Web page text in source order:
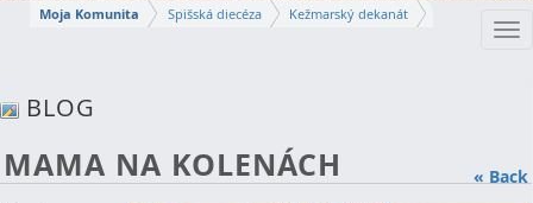
Moja Komunita Spišská diecéza
Kežmarský dekanát
ANNA
BLOG
« Back
MAMA NA KOLENÁCH